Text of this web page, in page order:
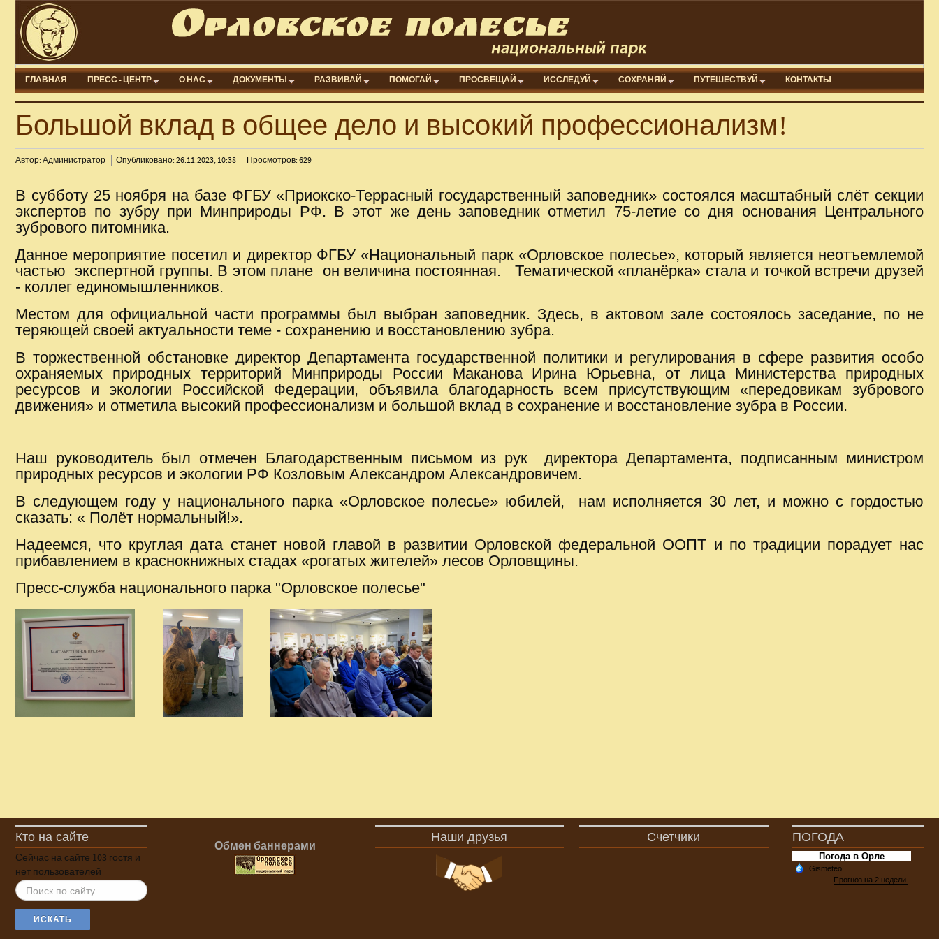
ГЛАВНАЯ ПРЕСС - ЦЕНТР О НАС ДОКУМЕНТЫ РАЗВИВАЙ ПОМОГАЙ ПРОСВЕЩАЙ ИССЛЕДУЙ СОХРАНЯЙ ПУТЕШЕСТВУЙ КОНТАКТЫ
Большой вклад в общее дело и высокий профессионализм!
Автор: Администратор Опубликовано: 26.11.2023, 10:38 Просмотров: 629
В субботу 25 ноября на базе ФГБУ «Приокско-Террасный государственный заповедник» состоялся масштабный слёт секции
экспертов по зубру при Минприроды РФ. В этот же день заповедник отметил 75-летие со дня основания Центрального
зубрового питомника.
Данное мероприятие посетил и директор ФГБУ «Национальный парк «Орловское полесье», который является неотъемлемой
частью экспертной группы. В этом плане он величина постоянная. Тематической «планёрка» стала и точкой встречи друзей
- коллег единомышленников.
Местом для официальной части программы был выбран заповедник. Здесь, в актовом зале состоялось заседание, по не
теряющей своей актуальности теме - сохранению и восстановлению зубра.
В торжественной обстановке директор Департамента государственной политики и регулирования в сфере развития особо
охраняемых природных территорий Минприроды России Маканова Ирина Юрьевна, от лица Министерства природных
ресурсов и экологии Российской Федерации, объявила благодарность всем присутствующим «передовикам зубрового
движения» и отметила высокий профессионализм и большой вклад в сохранение и восстановление зубра в России.
Наш руководитель был отмечен Благодарственным письмом из рук директора Департамента, подписанным министром
природных ресурсов и экологии РФ Козловым Александром Александровичем.
В следующем году у национального парка «Орловское полесье» юбилей, нам исполняется 30 лет, и можно с гордостью
сказать: « Полёт нормальный!».
Надеемся, что круглая дата станет новой главой в развитии Орловской федеральной ООПТ и по традиции порадует нас
прибавлением в краснокнижных стадах «рогатых жителей» лесов Орловщины.
Пресс-служба национального парка "Орловское полесье"
Кто на сайте
Сейчас на сайте 103 гостя и
нет пользователей
ИСКАТЬ...
ИСКАТЬ
Обмен баннерами
Наши друзья Счетчики ПОГОДА
Погода в Орле